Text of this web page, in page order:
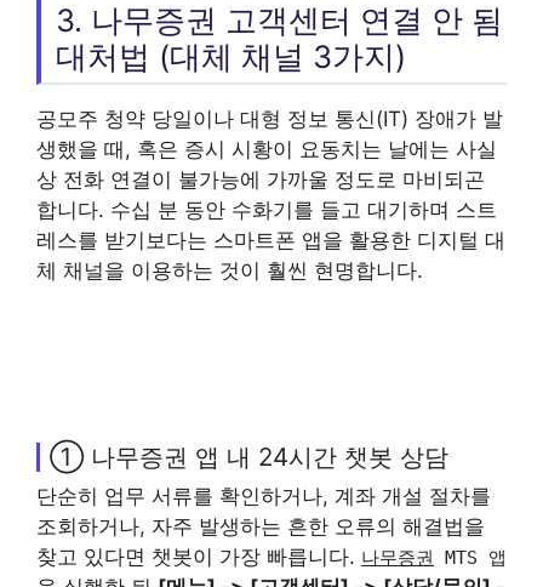
3. 나무증권 고객센터 연결 안 됨
대처법 (대체 채널 3가지)
공모주 청약 당일이나 대형 정보 통신(IT) 장애가 발
생했을 때, 혹은 증시 시황이 요동치는 날에는 사실
상 전화 연결이 불가능에 가까울 정도로 마비되곤
합니다. 수십 분 동안 수화기를 들고 대기하며 스트
레스를 받기보다는 스마트폰 앱을 활용한 디지털 대
체 채널을 이용하는 것이 훨씬 현명합니다.
① 나무증권 앱 내 24시간 챗봇 상담
단순히 업무 서류를 확인하거나, 계좌 개설 절차를
조회하거나, 자주 발생하는 흔한 오류의 해결법을
찾고 있다면 챗봇이 가장 빠릅니다. 나무증권 MTS 앱